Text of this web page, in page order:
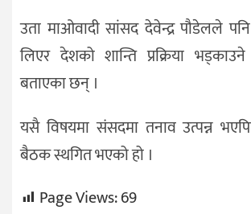
उता माओवादी सांसद देवेन्द्र पौडेलले पनि
लिएर देशको शान्ति प्रक्रिया
बताएका छन् ।
यसै विषयमा संसदमा तनाव उत्पन्न
बैठक स्थगित भएको हो ।
Page Views:69